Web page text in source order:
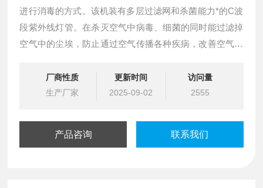
进行消毒的方式。该机装有多层过滤网和杀菌能力*的C波
段紫外线灯管。在杀灭空气中病毒、细菌的同时能过滤掉
空气中的尘埃，防止通过空气传播各种疾病，改善空气质
效，对人体无害。
厂商性质
生产厂家
更新时间
2025-09-02
访问量
2555
产品咨询 联系我们